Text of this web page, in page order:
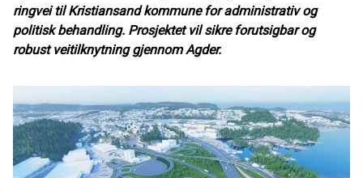
ringvei til Kristiansand kommune for administrativ og
politisk behandling. Prosjektet vil sikre forutsigbar og
robust veitilknytning gjennom Agder.